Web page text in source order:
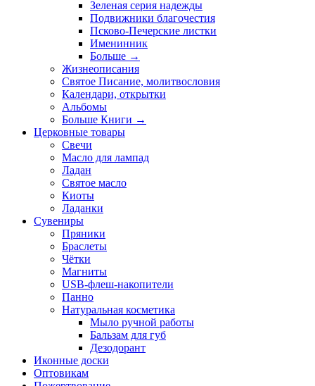
Зеленая серия надежды
Подвижники благочестия
Псково-Печерские листки
Именинник
Больше →
Жизнеописания
Святое Писание, молитвословия
Календари, открытки
Альбомы
Больше Книги →
Церковные товары
Свечи
Масло для лампад
Ладан
Святое масло
Киоты
Ладанки
Сувениры
Пряники
Браслеты
Чётки
Магниты
USB-флеш-накопители
Панно
Натуральная косметика
Мыло ручной работы
Бальзам для губ
Дезодорант
Иконные доски
Оптовикам